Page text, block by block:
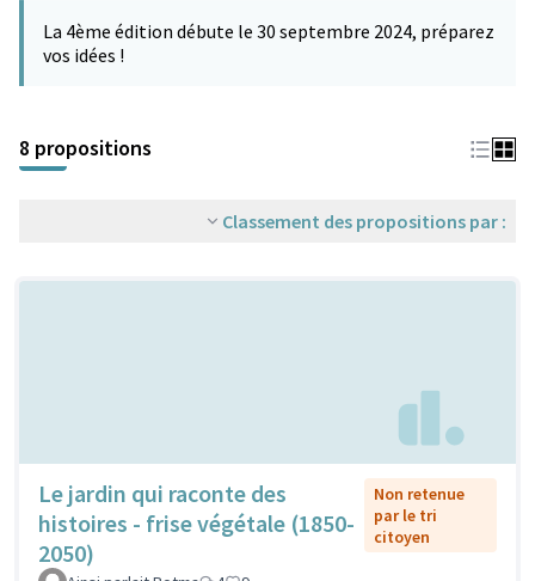
−
La 4ème édition débute le 30 septembre 2024, préparez
vos idées !
8 propositions
Classement des propositions par :
Le jardin qui raconte des
histoires - frise végétale (1850-
2050)
Non retenue
par le tri
citoyen